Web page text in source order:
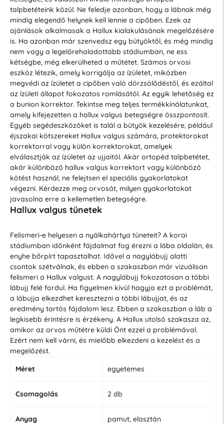
talpbetéteink közül. Ne feledje azonban, hogy a lábnak még
mindig elegendő helynek kell lennie a cipőben. Ezek az
ajánlások alkalmasak a Hallux kialakulásának megelőzésére
is. Ha azonban már szenvedsz egy bütyöktől, és még mindig
nem vagy a legelőrehaladottabb stádiumban, ne ess
kétségbe, még elkerülheted a műtétet. Számos orvosi
eszköz létezik, amely korrigálja az ízületet, miközben
megvédi az ízületet a cipőben való dörzsölődéstől, és ezáltal
az ízületi állapot fokozatos romlásától. Az egyik lehetőség ez
a bunion korrektor. Tekintse meg teljes termékkínálatunkat,
amely kifejezetten a hallux valgus betegségre összpontosít.
Egyéb segédeszközöket is talál a bütyök kezelésére, például
éjszakai kötszereket Hallux valgus számára, protektorokat
korrektorral vagy külön korrektorokat, amelyek
elválasztják az ízületet az ujjaitól. Akár ortopéd talpbetétet,
akár különböző hallux valgus korrektort vagy különböző
kötést használ, ne felejtsen el speciális gyakorlatokat
végezni. Kérdezze meg orvosát, milyen gyakorlatokat
javasolna erre a kellemetlen betegségre.
Hallux valgus tünetek
Felismeri-e helyesen a nyálkahártya tüneteit? A korai
stádiumban időnként fájdalmat fog érezni a lába oldalán, és
enyhe bőrpírt tapasztalhat. Idővel a nagylábujj alatti
csontok szétválnak, és ebben a szakaszban már vizuálisan
felismeri a Hallux valgust. A nagylábujj fokozatosan a többi
lábujj felé fordul. Ha figyelmen kívül hagyja ezt a problémát,
a lábujja elkezdhet keresztezni a többi lábujjat, és az
eredmény tartós fájdalom lesz. Ebben a szakaszban a láb a
legkisebb érintésre is érzékeny. A Hallux utolsó szakasza az,
amikor az orvos műtétre küldi Önt ezzel a problémával.
Ezért nem kell várni, és mielőbb elkezdeni a kezelést és a
megelőzést.
Méret
egyetemes
Csomagolás 2 db
Anyag pamut, elasztán